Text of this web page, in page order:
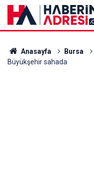
Anasayfa Bursa
Büyükşehir sahada